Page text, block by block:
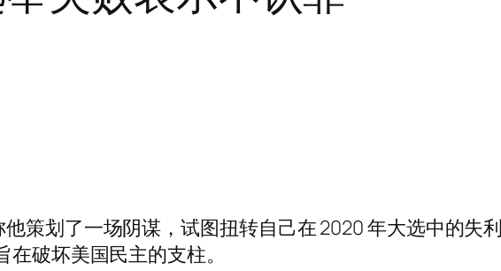
策划了一场阴谋，试图扭转自己在 2020 年大选中的失
破坏美国民主的支柱。